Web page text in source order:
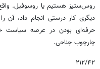
روس‌ستیز هستیم یا روسوفیل.
دیگری کار درستی انجام داد، آن
حرفه‌ای بودن در عرصه سیاست
چارچوب جناحی.
۲۱۲/۴۲